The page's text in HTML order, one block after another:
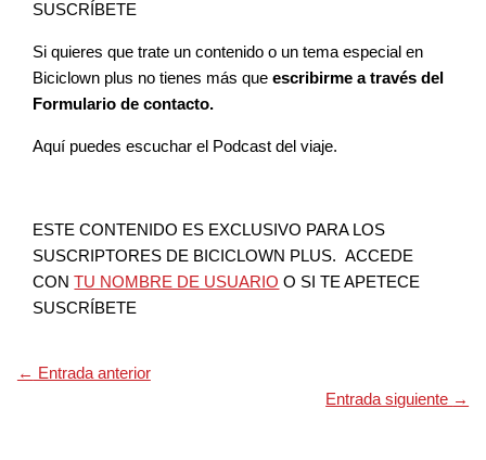
SUSCRÍBETE
Si quieres que trate un contenido o un tema especial en
Biciclown plus no tienes más queescribirme a través del
Formulario de contacto.
Aquí puedes escuchar el Podcast del viaje.
ESTE CONTENIDO ES EXCLUSIVO PARA LOS
SUSCRIPTORES DE BICICLOWN PLUS. ACCEDE
CONTU NOMBRE DE USUARIO O SI TE APETECE
SUSCRÍBETE
← Entrada anterior
Entrada siguiente →